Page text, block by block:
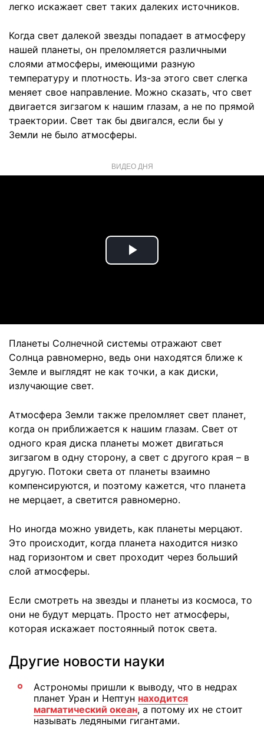
легко искажает свет таких далеких источников.
Когда свет далекой звезды попадает в атмосферу
нашей планеты, он преломляется различными
слоями атмосферы, имеющими разную
температуру и плотность. Из-за этого свет слегка
меняет свое направление. Можно сказать, что свет
двигается зигзагом к нашим глазам, а не по прямой
траектории. Свет так бы двигался, если бы у
Земли не было атмосферы.
ВИДЕО ДНЯ
Play
Планеты Солнечной системы отражают свет
Солнца равномерно, ведь они находятся ближе к
Земле и выглядят не как точки, а как диски,
излучающие свет.
Атмосфера Земли также преломляет свет планет,
когда он приближается к нашим глазам. Свет от
одного края диска планеты может двигаться
зигзагом в одну сторону, а свет с другого края – в
другую. Потоки света от планеты взаимно
компенсируются, и поэтому кажется, что планета
не мерцает, а светится равномерно.
Но иногда можно увидеть, как планеты мерцают.
Это происходит, когда планета находится низко
над горизонтом и свет проходит через больший
слой атмосферы.
Если смотреть на звезды и планеты из космоса, то
они не будут мерцать. Просто нет атмосферы,
которая искажает постоянный поток света.
Другие новости науки
Астрономы пришли к выводу, что в недрах
планет Уран и Нептун находится
магматический океан, а потому их не стоит
называть ледяными гигантами.